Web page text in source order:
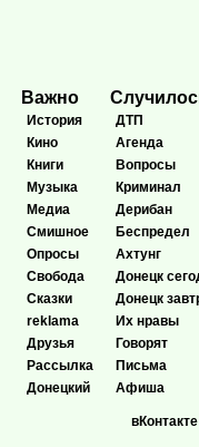
Важно
История
Кино
Книги
Музыка
Медиа
Смишное
Опросы
Свобода
Сказки
reklama
Друзья
Рассылка
Донецкий
ДТП
Агенда
Вопросы
Криминал
Дерибан
Беспредел
Ахтунг
Донецк
Донецк
Их нравы
Говорят
Письма
Афиша
вКонтакте